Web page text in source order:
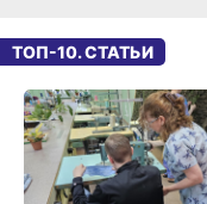
ТОП-10. СТАТЬИ